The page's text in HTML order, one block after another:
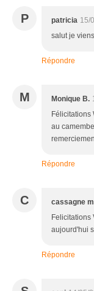
P patricia 15/
salut je
Répondre
M Monique B.
Félicitations
au
Répondre
C cassagne
Felicitations
aujourd'hui
Répondre